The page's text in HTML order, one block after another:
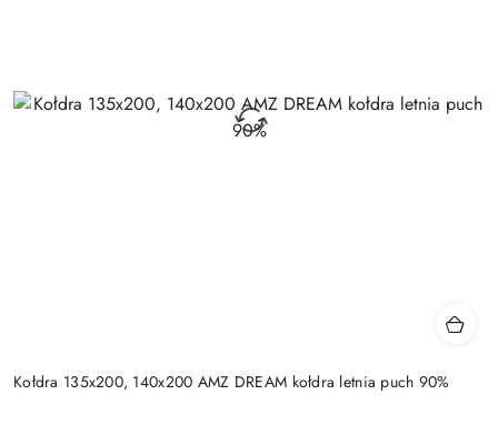
Kołdra 135x200, 140x200 AMZ DREAM kołdra letnia puch 90%